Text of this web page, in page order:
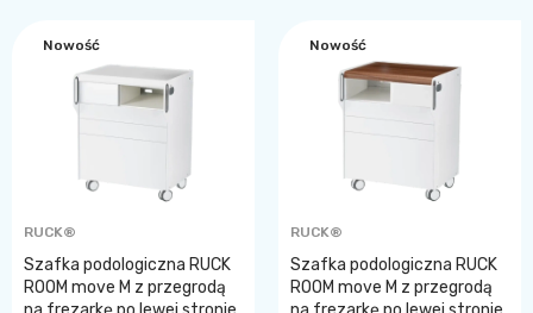
Nowość
RUCK®
Szafka podologiczna RUCK
ROOM move M z przegrodą
Nowość
RUCK®
Szafka podologiczna RUCK
ROOM move M z przegrodą